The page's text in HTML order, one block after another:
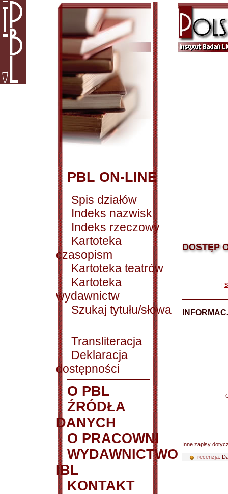
PBL ON-LINE
Spis działów
Indeks nazwisk
Indeks rzeczowy
Kartoteka
czasopism
Kartoteka teatrów
Kartoteka
wydawnictw
Szukaj tytułu/słowa
Transliteracja
Deklaracja
dostępności
O PBL
ŹRÓDŁA
DANYCH
O PRACOWNI
WYDAWNICTWO
IBL
KONTAKT
DOSTĘP
|
Inne zapisy
recenzja: